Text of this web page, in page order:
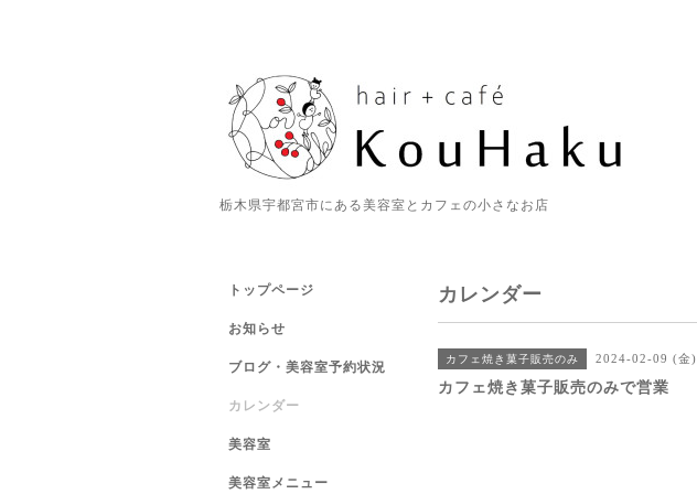
栃木県宇都宮市にある美容室とカフェの小さなお店
カレンダー
カフェ焼き菓子販売のみ 2024-02-09 (金)
カフェ焼き菓子販売のみで営業
トップページ
お知らせ
ブログ・美容室予約状況
カレンダー
美容室
美容室メニュー